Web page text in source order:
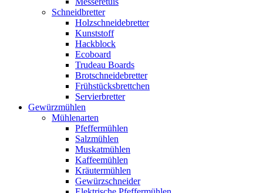
Schneidbretter
Holzschneidebretter
Kunststoff
Hackblock
Ecoboard
Trudeau Boards
Brotschneidebretter
Frühstücksbrettchen
Servierbretter
Gewürzmühlen
Mühlenarten
Pfeffermühlen
Salzmühlen
Muskatmühlen
Kaffeemühlen
Kräutermühlen
Gewürzschneider